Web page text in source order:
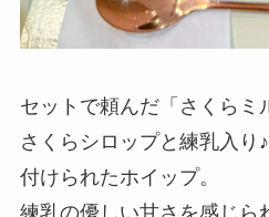
セットで頼んだ「さくらミ
さくらシロップと練乳入り
付けられたホイップ。